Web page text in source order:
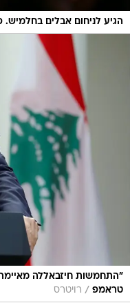
הגיע לניחום אבלים בחלמיש.
"התחמשות חיזבאללה
טראמפ / רויטרס